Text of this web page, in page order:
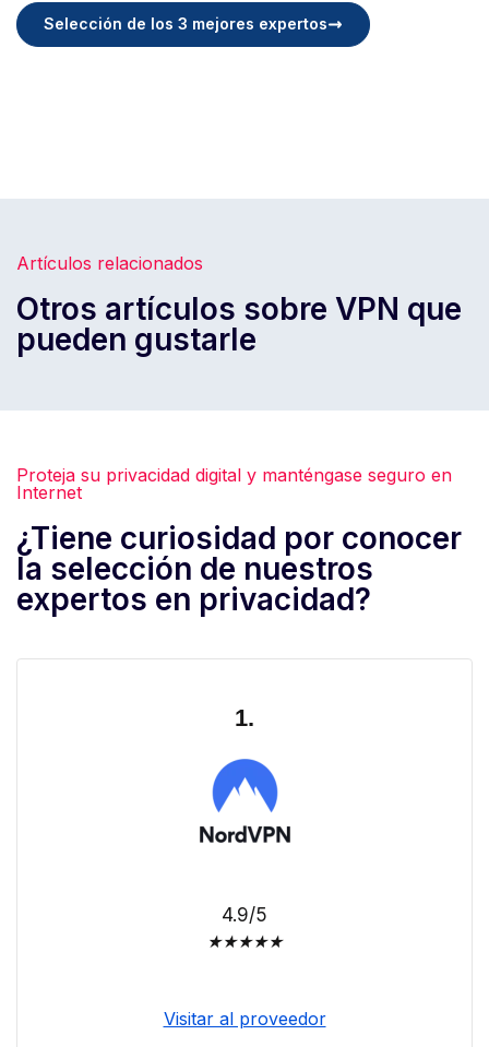
Selección de los 3 mejores expertos
Artículos relacionados
Otros artículos sobre VPN que
pueden gustarle
Proteja su privacidad digital y manténgase seguro en
Internet
¿Tiene curiosidad por conocer
la selección de nuestros
expertos en privacidad?
1.
4.9/5
★★★★★
Visitar al proveedor